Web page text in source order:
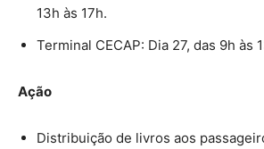
13h às 17h.
Terminal CECAP: Dia 27, das 9h às
Ação
Distribuição de livros aos